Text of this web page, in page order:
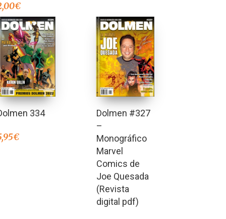
€
334
€
Dolmen #327
–
Monográfico
Marvel
Comics de
Joe Quesada
(Revista
digital pdf)